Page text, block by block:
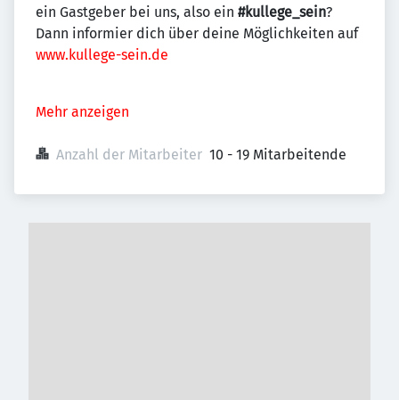
ein Gastgeber bei uns, also ein #kullege_sein?
Dann informier dich über deine Möglichkeiten auf
www.kullege-sein.de
Mehr anzeigen
Anzahl der Mitarbeiter 10 - 19 Mitarbeitende